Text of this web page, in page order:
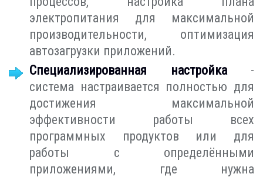
электропитания для максимальной
производительности, оптимизация
автозагрузки приложений.
Специализированная настройка-
система настраивается полностью для
достижения максимальной
эффективности работы всех
программных продуктов или для
работы с определёнными
приложениями, где нужна